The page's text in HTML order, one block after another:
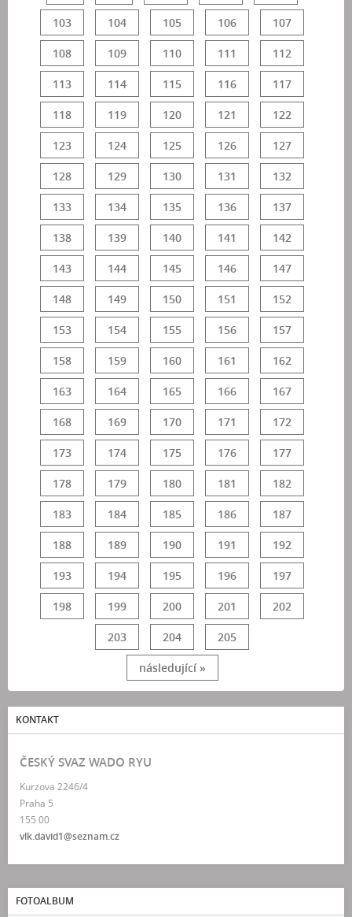
103 104 105 106 107
108 109 110 111 112
113 114 115 116 117
118 119 120 121 122
123 124 125 126 127
128 129 130 131 132
133 134 135 136 137
138 139 140 141 142
143 144 145 146 147
148 149 150 151 152
153 154 155 156 157
158 159 160 161 162
163 164 165 166 167
168 169 170 171 172
173 174 175 176 177
178 179 180 181 182
183 184 185 186 187
188 189 190 191 192
193 194 195 196 197
198 199 200 201 202
203 204 205
následující »
KONTAKT
ČESKÝ SVAZ WADO RYU
Kurzova 2246/4
Praha 5
155 00
vlk.david1@seznam.cz
FOTOALBUM